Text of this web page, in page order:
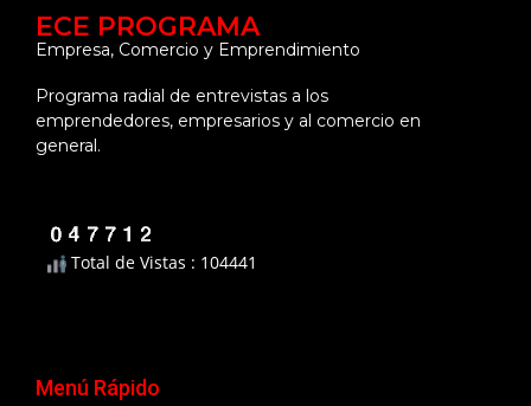
ECE PROGRAMA
Empresa, Comercio y Emprendimiento
Programa radial de entrevistas a los
emprendedores, empresarios y al comercio en
general.
Total de Vistas : 104441
Menú Rápido